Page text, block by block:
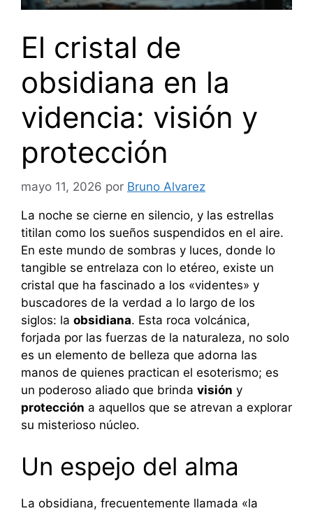
El cristal de
obsidiana en la
videncia: visión y
protección
mayo 11, 2026 por Bruno Alvarez
La noche se cierne en silencio, y las estrellas
titilan como los sueños suspendidos en el aire.
En este mundo de sombras y luces, donde lo
tangible se entrelaza con lo etéreo, existe un
cristal que ha fascinado a los «videntes» y
buscadores de la verdad a lo largo de los
siglos: la obsidiana. Esta roca volcánica,
forjada por las fuerzas de la naturaleza, no solo
es un elemento de belleza que adorna las
manos de quienes practican el esoterismo; es
un poderoso aliado que brinda visión y
protección a aquellos que se atrevan a explorar
su misterioso núcleo.
Un espejo del alma
La obsidiana, frecuentemente llamada «la